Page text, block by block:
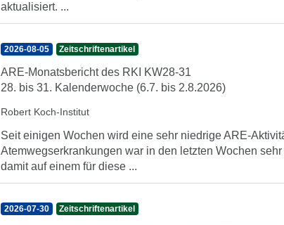
aktualisiert. ...
2026-08-05 Zeitschriftenartikel
ARE-Monatsbericht des RKI KW28-31
28. bis 31. Kalenderwoche (6.7. bis 2.8.2026)
Robert Koch-Institut
Seit einigen Wochen wird eine sehr niedrige ARE-
Atemwegserkrankungen war in den letzten Wochen
damit auf einem für diese ...
2026-07-30 Zeitschriftenartikel